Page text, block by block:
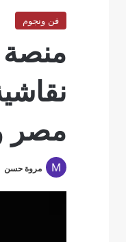
فن ونجوم
مصر
مروة حسن